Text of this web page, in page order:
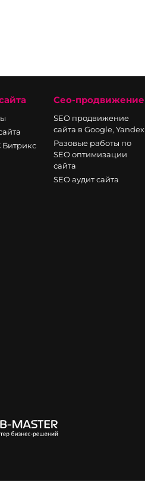
Битрикс
Сео-продвижение
SEO продвижение
сайта в Google, Yandex
Разовые работы по
SEO оптимизации
сайта
SEO аудит сайта